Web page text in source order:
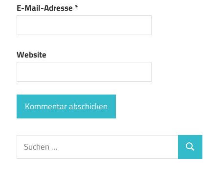
E-Mail-Adresse *
Website
Suchen
nach:
Suchen